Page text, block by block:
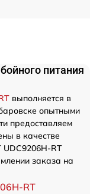
питания
выполняется в
опытными
предоставляем
в качестве
UDC9206H-RT
заказа на
RT